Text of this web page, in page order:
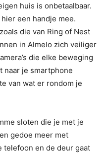
huis is onbetaalbaar.
een handje mee.
die van Ring of Nest
in Almelo zich veiliger
die elke beweging
naar je smartphone
van wat er rondom je
sloten die je met je
gedoe meer met
telefoon en de deur gaat